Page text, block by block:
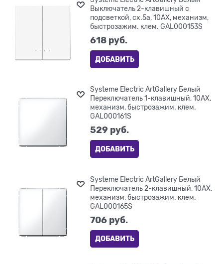
Выключатель 2-клавишный с
подсветкой, сх.5а, 10АХ, механизм,
быстрозажим. клем. GAL000153S
618 руб.
ДОБАВИТЬ
Systeme Electric ArtGallery Белый
Переключатель 1-клавишный, 10АХ,
механизм, быстрозажим. клем.
GAL000161S
529 руб.
ДОБАВИТЬ
Systeme Electric ArtGallery Белый
Переключатель 2-клавишный, 10АХ,
механизм, быстрозажим. клем.
GAL000165S
706 руб.
ДОБАВИТЬ